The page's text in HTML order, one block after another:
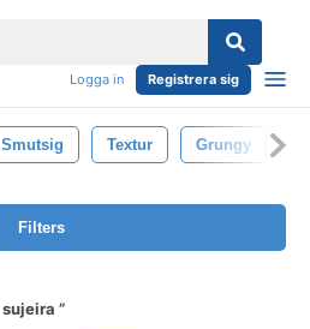
Logga in Registrera sig
Smutsig Textur Grungy
Filters
sujeira